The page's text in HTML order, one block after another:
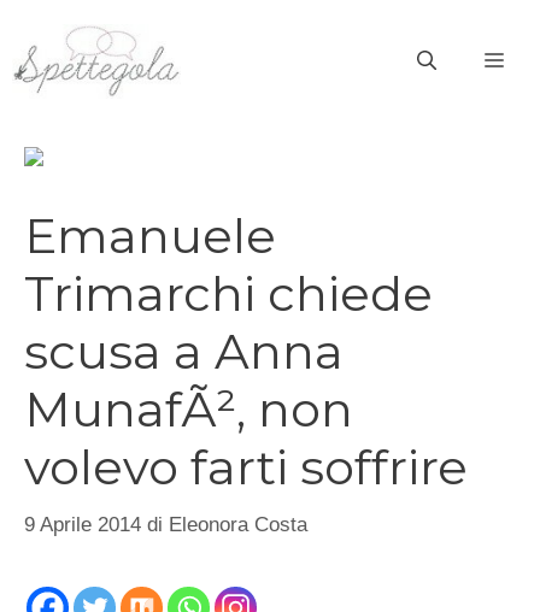
contenuto
Emanuele
Trimarchi chiede
scusa a Anna
MunafÃ², non
volevo farti soffrire
9 Aprile 2014 di Eleonora Costa